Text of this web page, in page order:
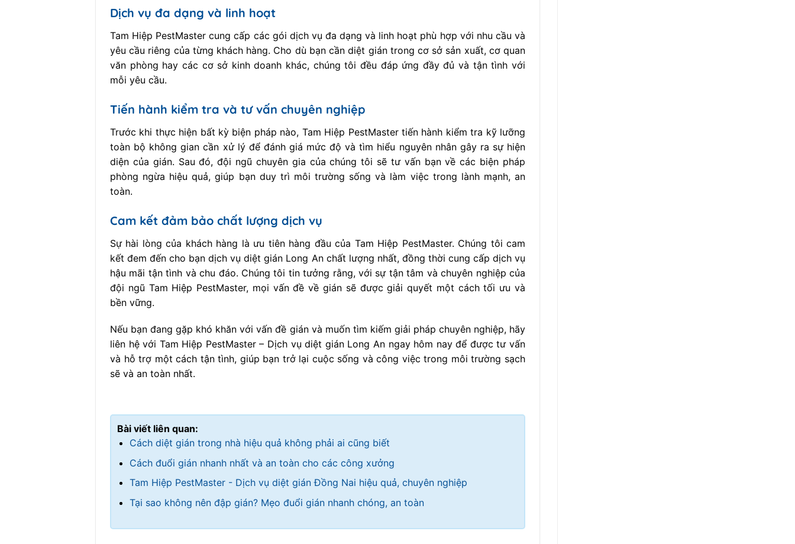
Dịch vụ đa dạng và linh hoạt
Tam Hiệp PestMaster cung cấp các gói dịch vụ đa dạng và linh hoạt phù hợp với nhu cầu và
yêu cầu riêng của từng khách hàng. Cho dù bạn cần diệt gián trong cơ sở sản xuất, cơ quan
văn phòng hay các cơ sở kinh doanh khác, chúng tôi đều đáp ứng đầy đủ và tận tình với
mỗi yêu cầu.
Tiến hành kiểm tra và tư vấn chuyên nghiệp
Trước khi thực hiện bất kỳ biện pháp nào, Tam Hiệp PestMaster tiến hành kiểm tra kỹ lưỡng
toàn bộ không gian cần xử lý để đánh giá mức độ và tìm hiểu nguyên nhân gây ra sự hiện
diện của gián. Sau đó, đội ngũ chuyên gia của chúng tôi sẽ tư vấn bạn về các biện pháp
phòng ngừa hiệu quả, giúp bạn duy trì môi trường sống và làm việc trong lành mạnh, an
toàn.
Cam kết đảm bảo chất lượng dịch vụ
Sự hài lòng của khách hàng là ưu tiên hàng đầu của Tam Hiệp PestMaster. Chúng tôi cam
kết đem đến cho bạn dịch vụ diệt gián Long An chất lượng nhất, đồng thời cung cấp dịch vụ
hậu mãi tận tình và chu đáo. Chúng tôi tin tưởng rằng, với sự tận tâm và chuyên nghiệp của
đội ngũ Tam Hiệp PestMaster, mọi vấn đề về gián sẽ được giải quyết một cách tối ưu và
bền vững.
Nếu bạn đang gặp khó khăn với vấn đề gián và muốn tìm kiếm giải pháp chuyên nghiệp, hãy
liên hệ với Tam Hiệp PestMaster – Dịch vụ diệt gián Long An ngay hôm nay để được tư vấn
và hỗ trợ một cách tận tình, giúp bạn trở lại cuộc sống và công việc trong môi trường sạch
sẽ và an toàn nhất.
Bài viết liên quan:
Cách diệt gián trong nhà hiệu quả không phải ai cũng biết
Cách đuổi gián nhanh nhất và an toàn cho các công xưởng
Tam Hiệp PestMaster - Dịch vụ diệt gián Đồng Nai hiệu quả, chuyên nghiệp
Tại sao không nên đập gián? Mẹo đuổi gián nhanh chóng, an toàn